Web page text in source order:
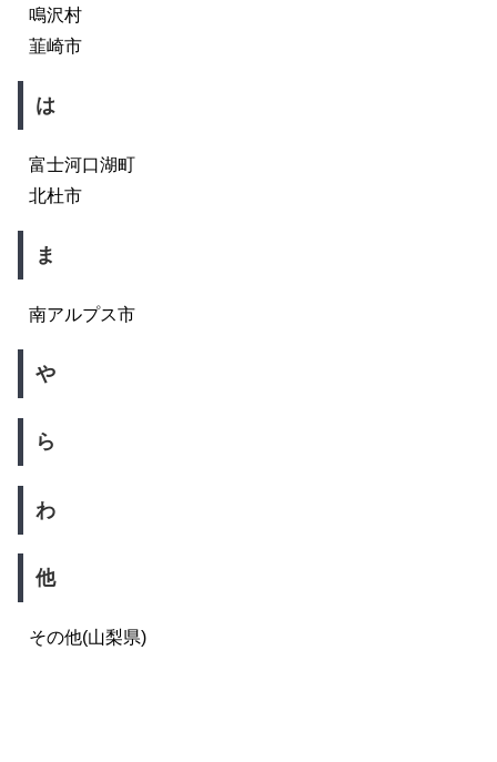
鳴沢村
韮崎市
は
富士河口湖町
北杜市
ま
南アルプス市
や
ら
わ
他
その他(山梨県)